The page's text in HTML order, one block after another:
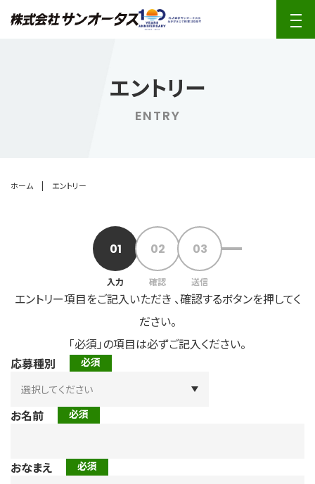
エントリー
ENTRY
ホーム | エントリー
入力 確認 送信
エントリー項目をご記入いただき 、確認するボタンを押してく
ださい。
「必須」の項目は必ずご記入ください。
応募種別
お名前
おなまえ